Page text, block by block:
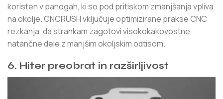
koristen v panogah, ki so pod pritiskom zmanjšanja vpliva
na okolje. CNCRUSH vključuje optimizirane prakse CNC
rezkanja, da strankam zagotovi visokokakovostne,
natančne dele z manjšim okoljskim odtisom.
6. Hiter preobrat in razširljivost